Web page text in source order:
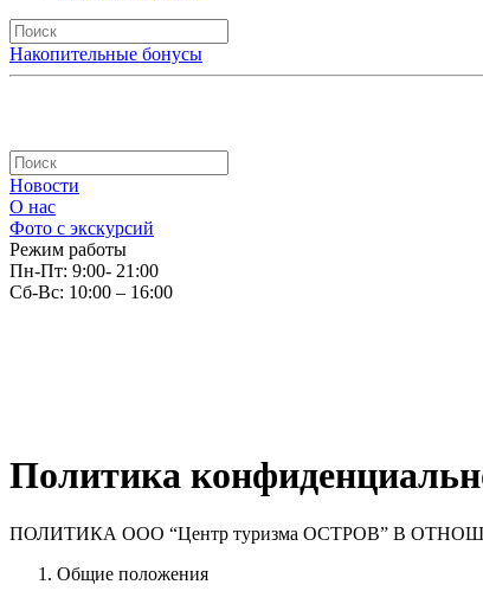
Накопительные бонусы
Новости
О нас
Фото с экскурсий
Режим работы
Пн-Пт: 9:00- 21:00
Сб-Вс: 10:00 – 16:00
Политика
ПОЛИТИКА ООО “Центр туризма ОСТРОВ” В
Общие положения